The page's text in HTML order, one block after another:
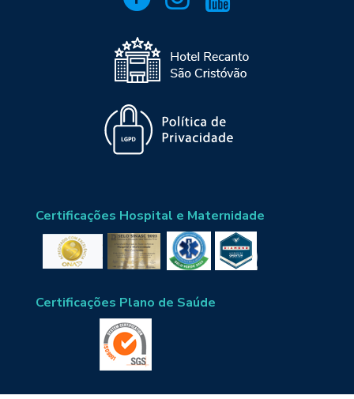
Certificações Hospital e Maternidade
Certificações Plano de Saúde